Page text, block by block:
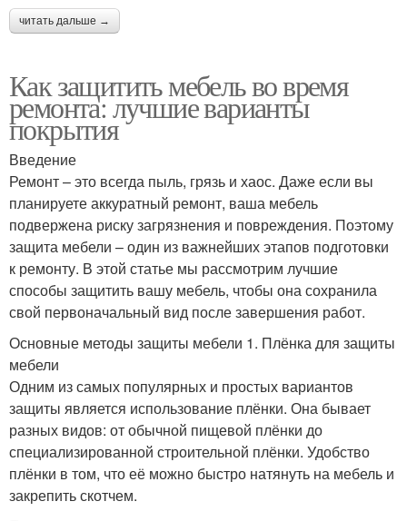
читать дальше →
Как защитить мебель во время
ремонта: лучшие варианты
покрытия
Введение
Ремонт – это всегда пыль, грязь и хаос. Даже если вы
планируете аккуратный ремонт, ваша мебель
подвержена риску загрязнения и повреждения. Поэтому
защита мебели – один из важнейших этапов подготовки
к ремонту. В этой статье мы рассмотрим лучшие
способы защитить вашу мебель, чтобы она сохранила
свой первоначальный вид после завершения работ.
Основные методы защиты мебели 1. Плёнка для защиты
мебели
Одним из самых популярных и простых вариантов
защиты является использование плёнки. Она бывает
разных видов: от обычной пищевой плёнки до
специализированной строительной плёнки. Удобство
плёнки в том, что её можно быстро натянуть на мебель и
закрепить скотчем.